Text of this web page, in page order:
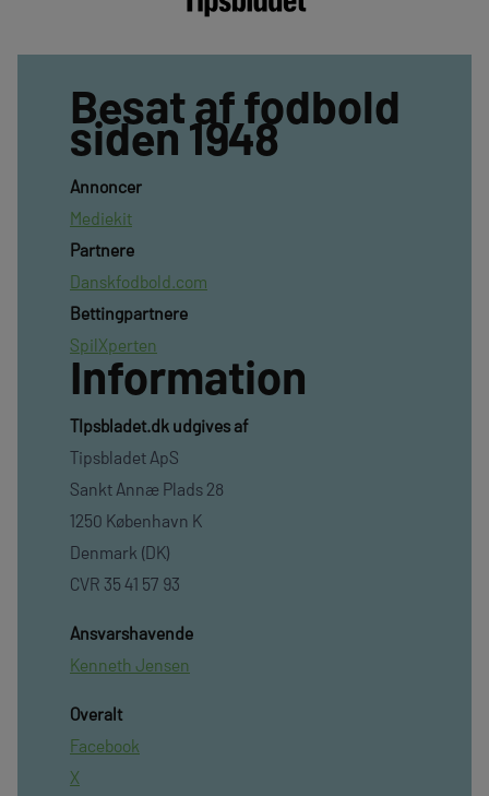
Besat af fodbold
siden 1948
Annoncer
Mediekit
Partnere
Danskfodbold.com
Bettingpartnere
SpilXperten
Information
TIpsbladet.dk udgives af
Tipsbladet ApS
Sankt Annæ Plads 28
1250 København K
Denmark (DK)
CVR 35 41 57 93
Ansvarshavende
Kenneth Jensen
Overalt
Facebook
X